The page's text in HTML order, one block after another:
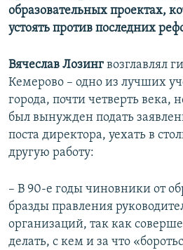
образовательных проектах,
устоять против последних
Вячеслав Лозинг возглавлял
Кемерово – одно из лучших
города, почти четверть века,
был вынужден подать
поста директора, уехать в
другую работу:
– В 90-е годы чиновники от
бразды правления
организаций, так как
делать, с кем и за что